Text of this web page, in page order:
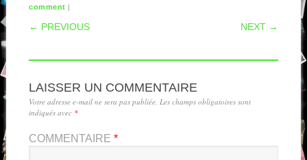
comment |
POST NAVIGATION
← PREVIOUS NEXT →
LAISSER UN COMMENTAIRE
Votre adresse e-mail ne sera pas publiée. Les champs obligatoires sont
indiqués avec *
COMMENTAIRE *